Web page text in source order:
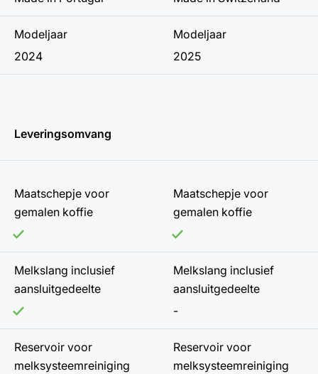
Modeljaar
2024
Modeljaar
2025
Leveringsomvang
Maatschepje voor
gemalen koffie
Maatschepje voor
gemalen koffie
Melkslang inclusief
aansluitgedeelte
Melkslang inclusief
aansluitgedeelte
-
Reservoir voor
melksysteemreiniging
Reservoir voor
melksysteemreiniging